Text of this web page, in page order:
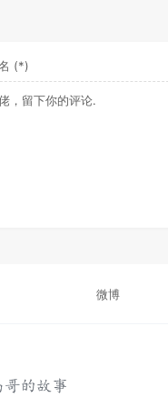
微博